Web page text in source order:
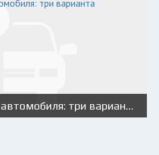
Как снять залог с автомобиля: три варианта